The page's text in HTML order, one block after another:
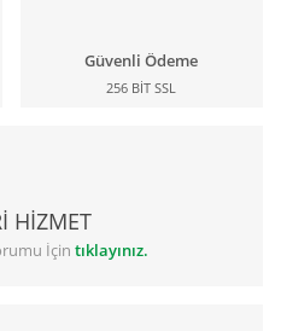
Güvenli Ödeme
256 BİT SSL
HİZMET
İçin tıklayınız.